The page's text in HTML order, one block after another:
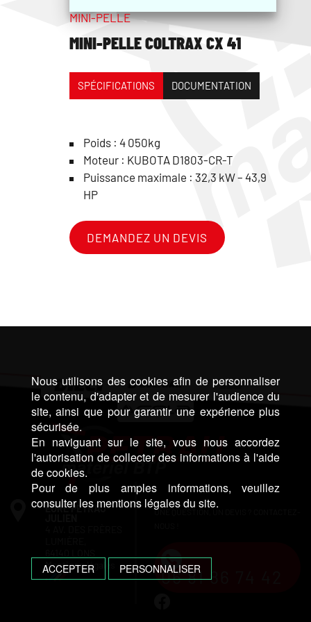
MINI-PELLE
MINI-PELLE COLTRAX CX 41
SPÉCIFICATIONS DOCUMENTATION
Poids : 4 050kg
Moteur : KUBOTA D1803-CR-T
Puissance maximale : 32,3 kW – 43,9
HP
DEMANDEZ UN DEVIS
EURL PETRAU
Mentions légales
UNE QUESTION, UN DEVIS ? CONTACTEZ-
06 81 86 74 42
Nous utilisons des cookies afin de personnaliser
le contenu, d'adapter et de mesurer l'audience du
site, ainsi que pour garantir une expérience plus
sécurisée.
En naviguant sur le site, vous nous accordez
l'autorisation de collecter des informations à l'aide
de cookies.
Pour de plus amples informations, veuillez
consulter les mentions légales du site.
ACCEPTER PERSONNALISER